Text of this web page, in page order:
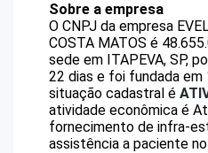
Sobre a empresa
O CNPJ da empresa
COSTA MATOS é
sede em ITAPEVA, SP,
22 dias e foi fundada
situação cadastral é
atividade econômica é
fornecimento de infra-
assistência a paciente